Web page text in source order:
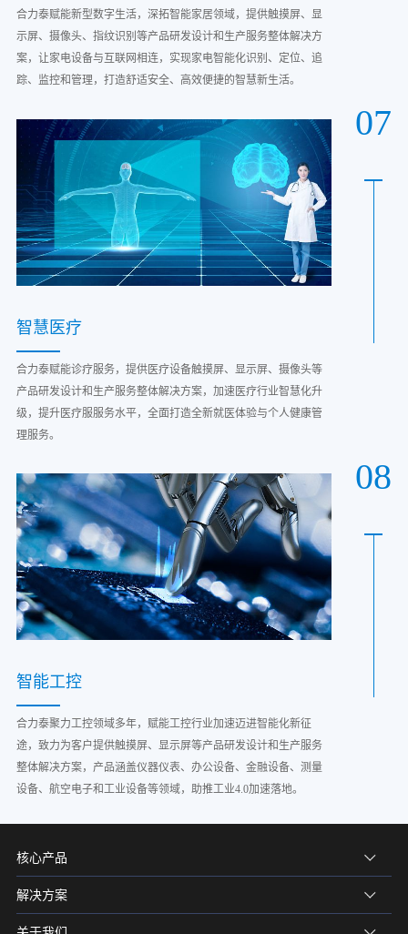
合力泰赋能新型数字生活，深拓智能家居领域，提供触摸屏、显
示屏、摄像头、指纹识别等产品研发设计和生产服务整体解决方
案，让家电设备与互联网相连，实现家电智能化识别、定位、追
踪、监控和管理，打造舒适安全、高效便捷的智慧新生活。
智慧医疗
合力泰赋能诊疗服务，提供医疗设备触摸屏、显示屏、摄像头等
产品研发设计和生产服务整体解决方案，加速医疗行业智慧化升
级，提升医疗服服务水平，全面打造全新就医体验与个人健康管
理服务。
07
08
智能工控
合力泰聚力工控领域多年，赋能工控行业加速迈进智能化新征
途，致力为客户提供触摸屏、显示屏等产品研发设计和生产服务
整体解决方案，产品涵盖仪器仪表、办公设备、金融设备、测量
设备、航空电子和工业设备等领域，助推工业4.0加速落地。
核心产品
解决方案